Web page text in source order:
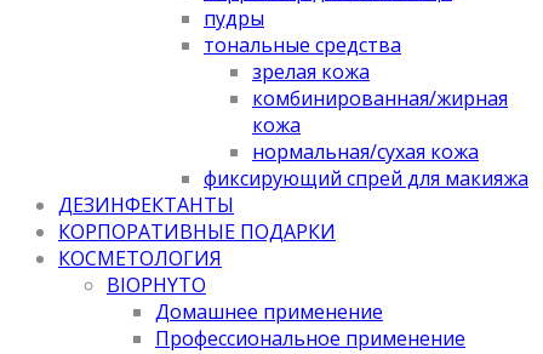
пудры
тональные средства
зрелая кожа
комбинированная/жирная
кожа
нормальная/cухая кожа
фиксирующий спрей для макияжа
ДЕЗИНФЕКТАНТЫ
КОРПОРАТИВНЫЕ ПОДАРКИ
КОСМЕТОЛОГИЯ
BIOPHYTO
Домашнее применение
Профессиональное применение